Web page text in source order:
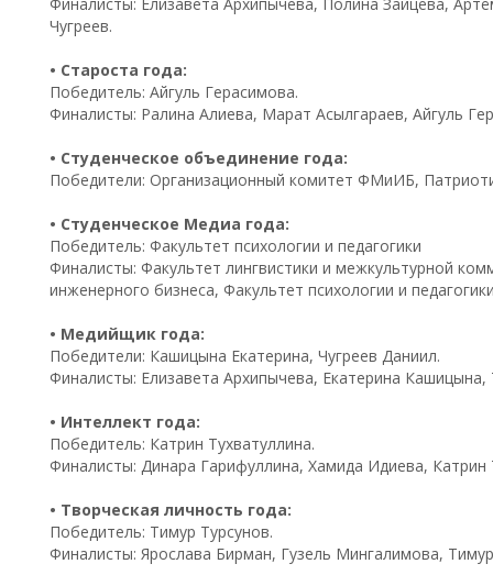
Чугреев.
• Староста года:
Победитель: Айгуль Герасимова.
Финалисты: Ралина Алиева, Марат Асылгараев, Айгуль
• Студенческое объединение года:
Победители: Организационный комитет ФМиИБ,
• Студенческое Медиа года:
Победитель: Факультет психологии и педагогики
Финалисты: Факультет лингвистики и межкультурной
инженерного бизнеса, Факультет психологии и
• Медийщик года:
Победители: Кашицына Екатерина, Чугреев Даниил.
Финалисты: Елизавета Архипычева, Екатерина Кашицына,
• Интеллект года:
Победитель: Катрин Тухватуллина.
Финалисты: Динара Гарифуллина, Хамида Идиева, Катрин
• Творческая личность года:
Победитель: Тимур Турсунов.
Финалисты: Ярослава Бирман, Гузель Мингалимова,